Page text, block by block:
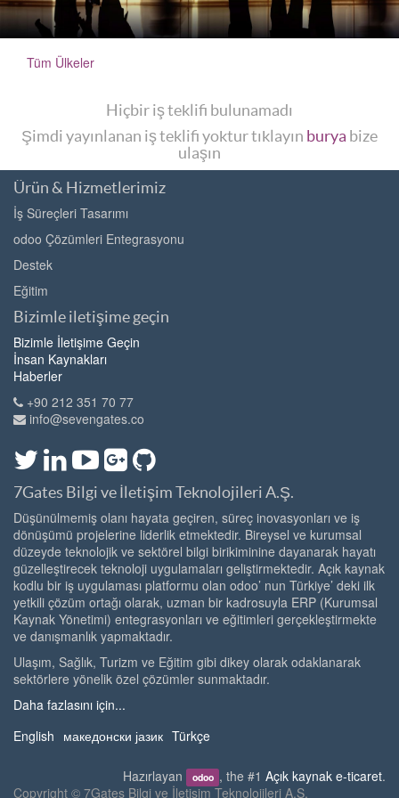
Tüm Ülkeler
Hiçbir iş teklifi bulunamadı
Şimdi yayınlanan iş teklifi yoktur tıklayın burya bize
ulaşın
Ürün & Hizmetlerimiz
İş Süreçleri Tasarımı
odoo Çözümleri Entegrasyonu
Destek
Eğitim
Bizimle iletişime geçin
Bizimle İletişime Geçin
İnsan Kaynakları
Haberler
+90 212 351 70 77
info@sevengates.co
7Gates Bilgi ve İletişim Teknolojileri A.Ş.
Düşünülmemiş olanı hayata geçiren, süreç inovasyonları ve iş
dönüşümü projelerine liderlik etmektedir. Bireysel ve kurumsal
düzeyde teknolojik ve sektörel bilgi birikiminine dayanarak hayatı
güzelleştirecek teknoloji uygulamaları geliştirmektedir. Açık kaynak
kodlu bir iş uygulaması platformu olan odoo’ nun Türkiye’ deki ilk
yetkili çözüm ortağı olarak, uzman bir kadrosuyla ERP (Kurumsal
Kaynak Yönetimi) entegrasyonları ve eğitimleri gerçekleştirmekte
ve danışmanlık yapmaktadır.
Ulaşım, Sağlık, Turizm ve Eğitim gibi dikey olarak odaklanarak
sektörlere yönelik özel çözümler sunmaktadır.
Daha fazlasını için...
English македонски јазик Türkçe
Hazırlayan odoo , the #1 Açık kaynak e-ticaret.
Copyright © 7Gates Bilgi ve İletişim Teknolojileri A.Ş.